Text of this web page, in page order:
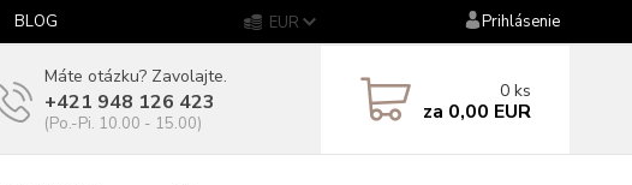
BLOG EUR Prihlásenie
Máte otázku? Zavolajte.
+421 948 126 423
(Po.-Pi. 10.00 - 15.00)
0 ks
za 0,00 EUR